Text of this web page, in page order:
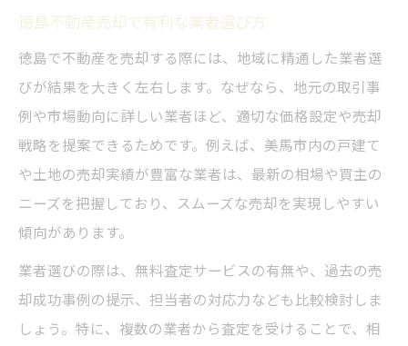
徳島不動産売却で有利な業者選び方
徳島で不動産を売却する際には、地域に精通した業者選
びが結果を大きく左右します。なぜなら、地元の取引事
例や市場動向に詳しい業者ほど、適切な価格設定や売却
戦略を提案できるためです。例えば、美馬市内の戸建て
や土地の売却実績が豊富な業者は、最新の相場や買主の
ニーズを把握しており、スムーズな売却を実現しやすい
傾向があります。
業者選びの際は、無料査定サービスの有無や、過去の売
却成功事例の提示、担当者の対応力なども比較検討しま
しょう。特に、複数の業者から査定を受けることで、相